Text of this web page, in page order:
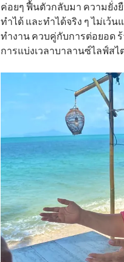
ค่อยๆ ฟื้นตัวกลับมา ความยั่
ทำได้ และทำได้จริง ๆ ไม่เว้
ทำงาน ควบคู่กับการต่อยอด
การแบ่งเวลาบาลานซ์ไลฟ์สไ